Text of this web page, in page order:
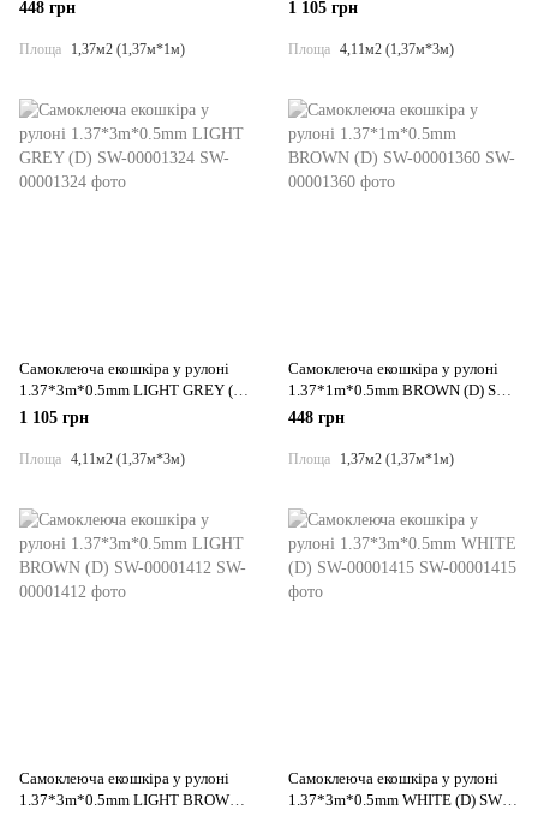
448 грн
Площа 1,37м2 (1,37м*1м)
1 105 грн
Площа 4,11м2 (1,37м*3м)
Самоклеюча екошкіра у рулоні
1.37*3m*0.5mm LIGHT GREY (D)
SW-00001324
1 105 грн
Площа 4,11м2 (1,37м*3м)
Самоклеюча екошкіра у рулоні
1.37*1m*0.5mm BROWN (D) SW-
00001360
448 грн
Площа 1,37м2 (1,37м*1м)
Самоклеюча екошкіра у рулоні
1.37*3m*0.5mm LIGHT BROWN
Самоклеюча екошкіра у рулоні
1.37*3m*0.5mm WHITE (D) SW-